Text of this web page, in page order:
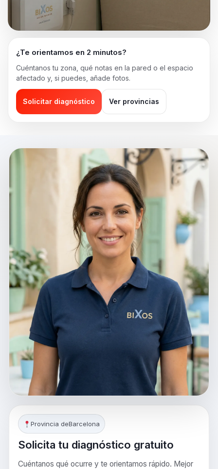
¿Te orientamos en 2 minutos?
Cuéntanos tu zona, qué notas en la pared o el espacio
afectado y, si puedes, añade fotos.
Solicitar diagnóstico Ver provincias
Provincia deBarcelona
Solicita tu diagnóstico gratuito
Cuéntanos qué ocurre y te orientamos rápido. Mejor